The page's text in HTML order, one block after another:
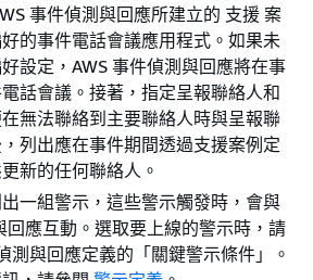
事件偵測與回應所建立的 支援 案
的事件電話會議應用程式。如果未
設定，AWS 事件偵測與回應將在事
話會議。接著，指定呈報聯絡人和
無法聯絡到主要聯絡人時與呈報聯
列出應在事件期間透過支援案例定
新的任何聯絡人。
一組警示，這些警示觸發時，會與
回應互動。選取要上線的警示時，請
測與回應定義的「關鍵警示條件」。